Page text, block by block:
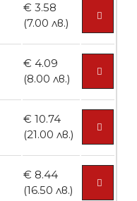
БЕЗПЛАТНО
сваляне на гел лак 10
€ 3.58
(7.00 лв.)
€ 4.09
(8.00 лв.)
€ 10.74
(21.00 лв.)
€ 8.44
(16.50 лв.)